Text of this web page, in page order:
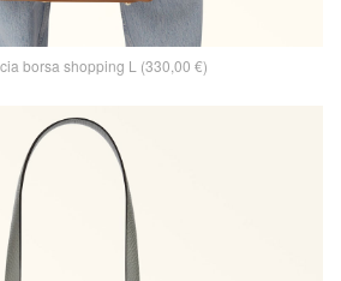
borsa shopping L (330,00 €)